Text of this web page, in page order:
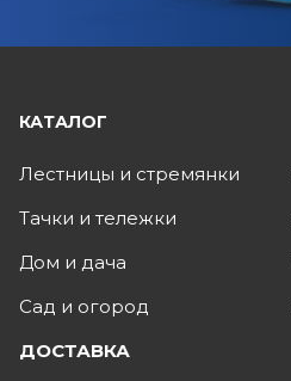
КАТАЛОГ
Лестницы и стремянки
Тачки и тележки
Дом и дача
Сад и огород
ДОСТАВКА